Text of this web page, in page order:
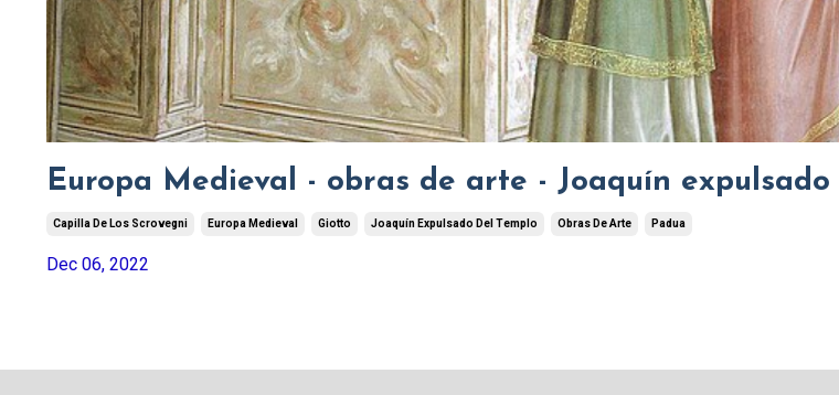
Europa Medieval - obras de arte - Joaquín
Capilla De Los Scrovegni Europa Medieval Giotto Joaquín Expulsado Del Templo Obras De Arte Padua
Dec 06, 2022